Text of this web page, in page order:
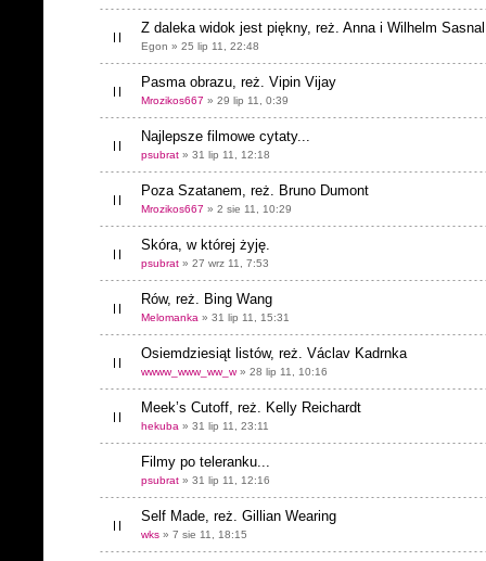
Z daleka widok jest piękny, reż. Anna i Wilhelm Sasnal
Egon » 25 lip 11, 22:48
Pasma obrazu, reż. Vipin Vijay
Mrozikos667 » 29 lip 11, 0:39
Najlepsze filmowe cytaty...
psubrat » 31 lip 11, 12:18
Poza Szatanem, reż. Bruno Dumont
Mrozikos667 » 2 sie 11, 10:29
Skóra, w której żyję.
psubrat » 27 wrz 11, 7:53
Rów, reż. Bing Wang
Melomanka » 31 lip 11, 15:31
Osiemdziesiąt listów, reż. Václav Kadrnka
wwww_www_ww_w» 28 lip 11, 10:16
Meek’s Cutoff, reż. Kelly Reichardt
hekuba » 31 lip 11, 23:11
Filmy po teleranku...
psubrat » 31 lip 11, 12:16
Self Made, reż. Gillian Wearing
wks » 7 sie 11, 18:15